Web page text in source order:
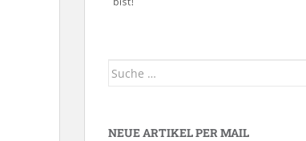
Suche
NEUE ARTIKEL PER MAIL